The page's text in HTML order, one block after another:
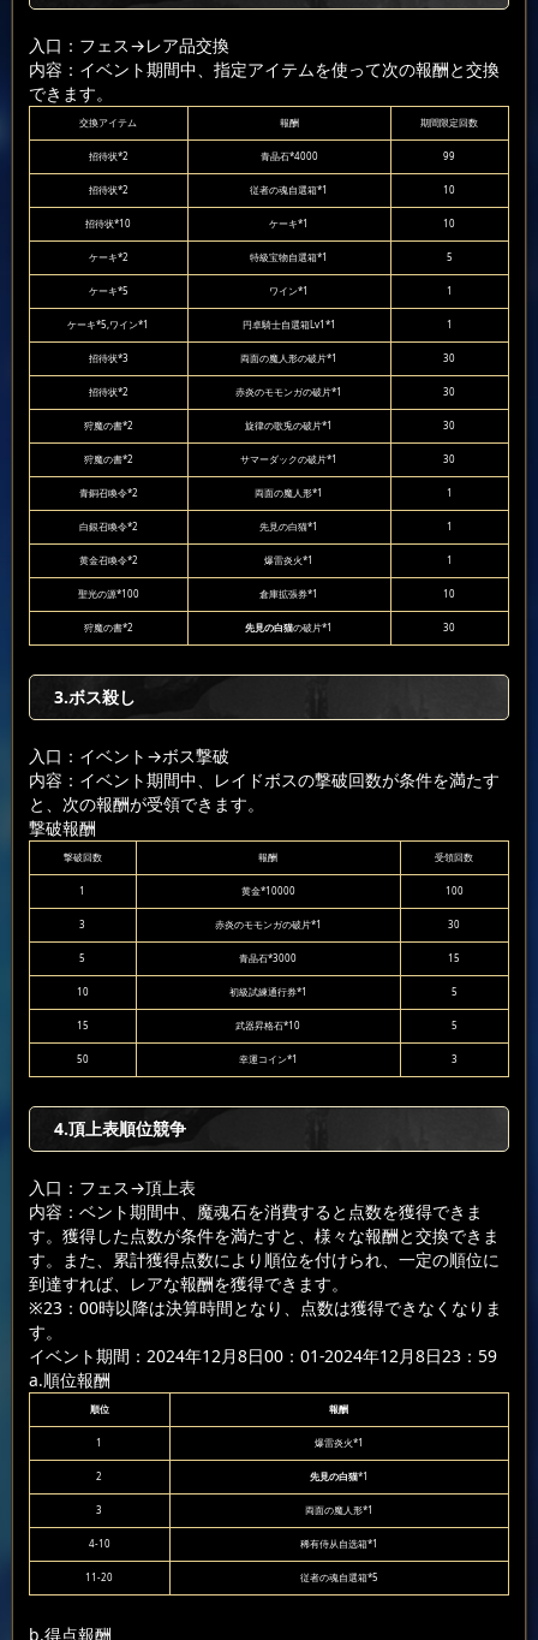
入口：フェス→レア品交換
内容：イベント期間中、指定アイテムを使って次の報酬と交換
できます。
交換アイテム 報酬 期間限定回数
招待状*2 青晶石*4000 99
招待状*2 従者の魂自選箱*1 10
招待状*10 ケーキ*1 10
ケーキ*2 特級宝物自選箱*1 5
ケーキ*5 ワイン*1 1
ケーキ*5,ワイン*1 円卓騎士自選箱Lv1*1 1
招待状*3 両面の魔人形の破片*1 30
招待状*2 赤炎のモモンガの破片*1 30
狩魔の書*2 旋律の歌兎の破片*1 30
狩魔の書*2 サマーダックの破片*1 30
青銅召喚令*2 両面の魔人形*1 1
白銀召喚令*2 先見の白猫*1 1
黄金召喚令*2 爆雷炎火*1 1
聖光の源*100 倉庫拡張券*1 10
狩魔の書*2 先見の白猫の破片*1 30
3.ボス殺し
入口：イベント →ボス撃破
内容：イベント期間中、レイドボスの撃破回数が条件を満たす
と、次の報酬が受領できます。
撃破報酬
撃破回数 報酬 受領回数
1 黄金*10000 100
3 赤炎のモモンガの破片*1 30
5 青晶石*3000 15
10 初級試練通行券*1 5
15 武器昇格石*10 5
50 幸運コイン*1 3
4.頂上表順位競争
入口：フェス→頂上表
内容：ベント期間中、魔魂石を消費すると点数を獲得できま
す。獲得した点数が条件を満たすと、様々な報酬と交換できま
す。また、累計獲得点数により順位を付けられ、一定の順位に
到達すれば、レアな報酬を獲得できます。
※23：00時以降は決算時間となり、点数は獲得できなくなりま
す。
イベント期間：2024年12月8日00：01-2024年12月8日23：59
a.順位報酬
順位 報酬
1 爆雷炎火*1
2 先見の白猫*1
3 両面の魔人形*1
4-10 稀有侍从自选箱*1
11-20 従者の魂自選箱*5
b.得点報酬